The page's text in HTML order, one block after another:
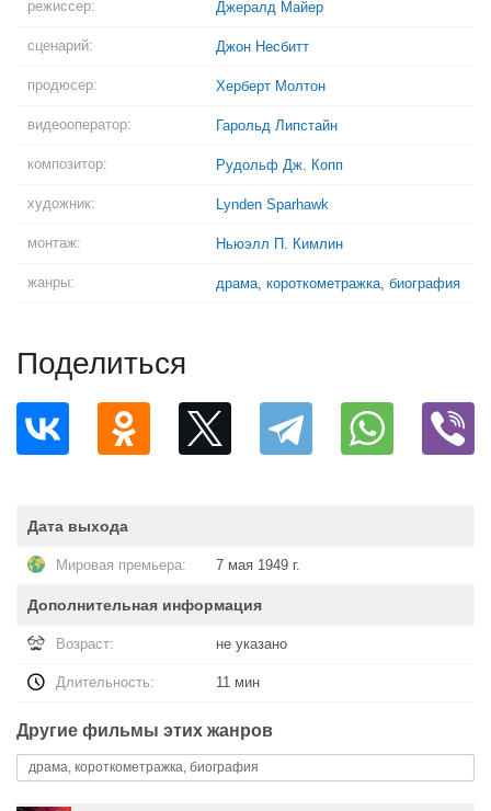
режиссер: Джералд Майер
сценарий: Джон Несбитт
продюсер: Херберт Молтон
видеооператор: Гарольд Липстайн
композитор: Рудольф Дж. Копп
художник: Lynden Sparhawk
монтаж: Ньюэлл П. Кимлин
жанры: драма, короткометражка, биография
Поделиться
Дата выхода
Мировая премьера: 7 мая 1949 г.
Дополнительная информация
Возраст: не указано
Длительность: 11 мин
Другие фильмы этих жанров
драма, короткометражка, биография